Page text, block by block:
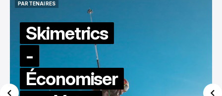
PARTENAIRES
Skimetrics
-
Économiser